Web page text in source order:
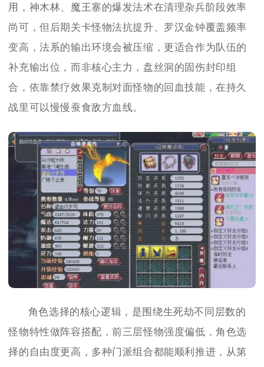
用，神木林、魔王寨的爆发法术在清理杂兵阶段效率
尚可，但后期关卡怪物法抗提升、罗汉金钟覆盖频率
变高，法系的输出环境会被压缩，更适合作为队伍的
补充输出位，而非核心主力，盘丝洞的固伤封印组
合，依靠禁疗效果克制对面怪物的回血技能，在持久
战里可以慢慢蚕食敌方血线。
角色选择的核心逻辑，是围绕生死劫不同层数的
怪物特性做阵容搭配，前三层怪物强度偏低，角色选
择的自由度更高，多种门派组合都能顺利推进，从第